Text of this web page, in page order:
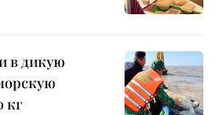
в дикую
кг